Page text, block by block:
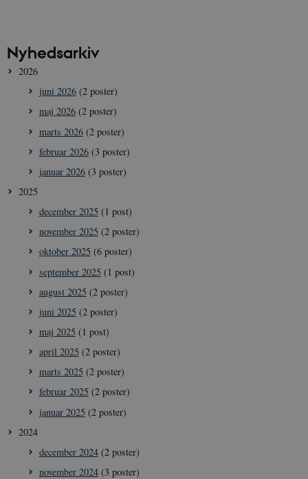
Nyhedsarkiv
2026
juni 2026(2 poster)
maj 2026(2 poster)
marts 2026(2 poster)
februar 2026(3 poster)
januar 2026(3 poster)
2025
december 2025 (1 post)
november 2025 (2 poster)
oktober 2025 (6 poster)
september 2025 (1 post)
august 2025 (2 poster)
juni 2025 (2 poster)
maj 2025 (1 post)
april 2025 (2 poster)
marts 2025 (2 poster)
februar 2025 (2 poster)
januar 2025 (2 poster)
2024
december 2024(2 poster)
november 2024(3 poster)